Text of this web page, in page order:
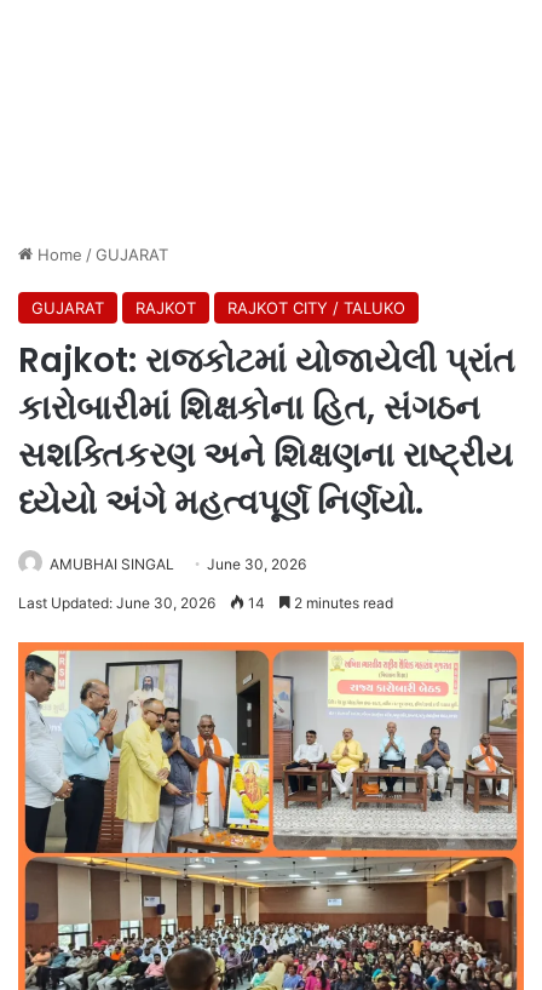
Home /GUJARAT
GUJARAT RAJKOT RAJKOT CITY / TALUKO
Rajkot: રાજકોટમાં યોજાયેલી પ્રાંત
કારોબારીમાં શિક્ષકોના હિત, સંગઠન
સશક્તિકરણ અને શિક્ષણના રાષ્ટ્રીય
ધ્યેયો અંગે મહત્વપૂર્ણ નિર્ણયો.
AMUBHAI SINGAL June 30, 2026
Last Updated: June 30, 2026 14 2 minutes read